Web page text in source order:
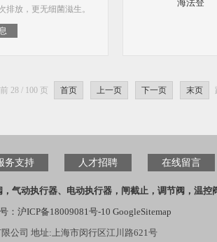
排放，更无细菌滋生。
成为制药行业中的宠
28 / 100 页 首页 上一页 下一页 末页
务支持 人才招聘 在线留言
气动执行器、电动执行器，闸截止，调节阀，温控
：沪ICP备18009081号-10 GoogleSitemap
公司 地址:上海市闵行区江川路621号